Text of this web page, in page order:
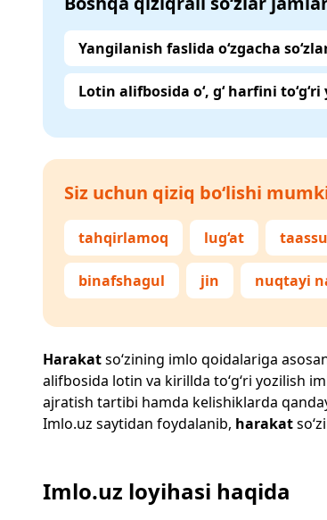
Yangilanish faslida o‘zgacha
Lotin alifbosida o‘, g‘ harfini
Siz uchun qiziq bo‘lishi
tahqirlamoq lug‘at
binafshagul jin nuqtayi
Harakatso‘zining imlo qoidalariga
alifbosida lotin va kirillda to‘g‘ri yozilish
ajratish tartibi hamda kelishiklarda
Imlo.uz saytidan foydalanib, harakat
Imlo.uz loyihasi haqida